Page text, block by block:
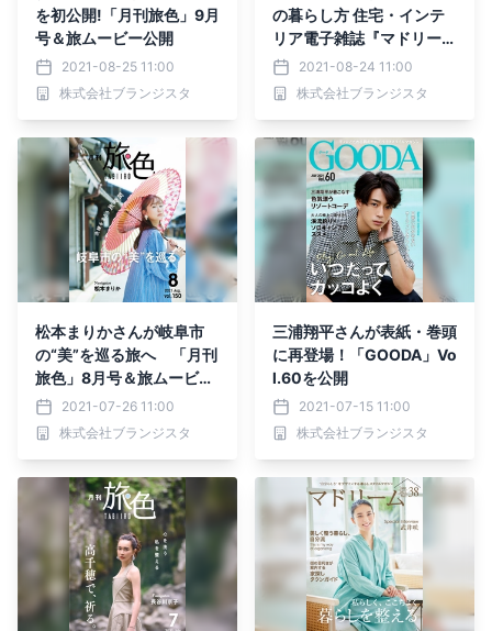
を初公開!「月刊旅色」9月
号＆旅ムービー公開
2021-08-25 11:00
株式会社ブランジスタ
の暮らし方 住宅・インテ
リア電子雑誌『マドリー
ム』Vol.39公開
2021-08-24 11:00
株式会社ブランジスタ
松本まりかさんが岐阜市
の“美”を巡る旅へ 「月刊
旅色」8月号＆旅ムービー
公開2021-07-26 11:00
株式会社ブランジスタ
三浦翔平さんが表紙・巻頭
に再登場！「GOODA」Vo
l.60を公開
2021-07-15 11:00
株式会社ブランジスタ